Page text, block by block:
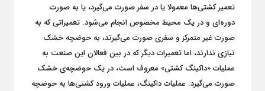
تعمیر کشتی‌ها معمولا یا در سفر صورت می‌گیرد، یا به صورت
دوره‌ای و در یک محیط مخصوص انجام می‌شود. تعمیراتی که به
صورت غیر متمرکز و سفری صورت می‌گیرند، به حوضچه خشک
نیازی ندارند، اما تعمیرات دیگر که در بین فعالان این صنعت به
عملیات «داکینگ کشتی» معروف است، در یک حوضچه‌ی خشک
صورت می‌گیرد. عملیات داکینگ، عملیات ورود کشتی‌ها به حوضچه